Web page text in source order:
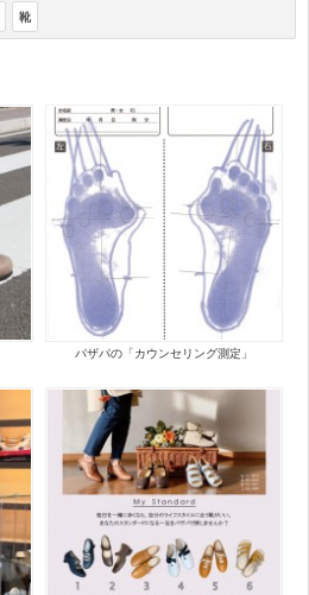
靴
パザパの「カウンセリング測定」